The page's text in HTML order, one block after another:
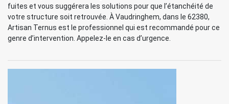
fuites et vous suggérera les solutions pour que l’étanchéité de
votre structure soit retrouvée. À Vaudringhem, dans le 62380,
Artisan Ternus est le professionnel qui est recommandé pour ce
genre d’intervention. Appelez-le en cas d’urgence.